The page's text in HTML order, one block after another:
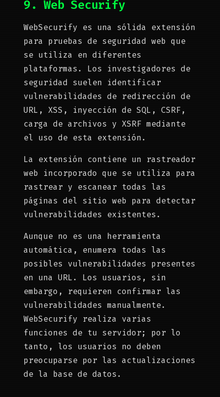
9. Web Securify
WebSecurify es una sólida extensión
para pruebas de seguridad web que
se utiliza en diferentes
plataformas. Los investigadores de
seguridad suelen identificar
vulnerabilidades de redirección de
URL, XSS, inyección de SQL, CSRF,
carga de archivos y XSRF mediante
el uso de esta extensión.
La extensión contiene un rastreador
web incorporado que se utiliza para
rastrear y escanear todas las
páginas del sitio web para detectar
vulnerabilidades existentes.
Aunque no es una herramienta
automática, enumera todas las
posibles vulnerabilidades presentes
en una URL. Los usuarios, sin
embargo, requieren confirmar las
vulnerabilidades manualmente.
WebSecurify realiza varias
funciones de tu servidor; por lo
tanto, los usuarios no deben
preocuparse por las actualizaciones
de la base de datos.